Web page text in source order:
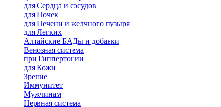
для Сердца и сосудов
для Почек
для Печени и желчного пузыря
для Легких
Алтайские БАДы и добавки
Венозная система
при Гиппертонии
для Кожи
Зрение
Иммунитет
Мужчинам
Нервная система